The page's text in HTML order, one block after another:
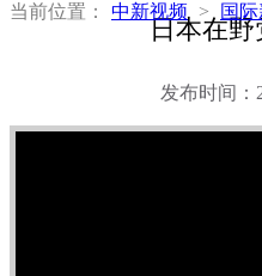
当前位置： 中新视频 > 国
日本在野
发布时间：